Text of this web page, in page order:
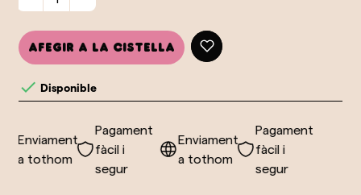
Afegir a la cistella
 Disponible
Enviament
a tothom
Pagament
fàcil i
segur
Enviament
a tothom
Pagament
fàcil i
segur